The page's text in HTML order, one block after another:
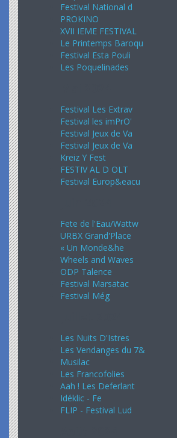
Festival National d
PROKINO
XVII IEME FESTIVAL
Le Printemps Baroqu
Festival Esta Pouli
Les Poquelinades
Festival Les Extrav
Festival les imPrO'
Festival Jeux de Va
Festival Jeux de Va
Kreiz Y Fest
FESTIV AL D OLT
Festival Europ&eacu
Fete de l'Eau/Wattw
URBX Grand'Place
« Un Monde&he
Wheels and Waves
ODP Talence
Festival Marsatac
Festival Még
Les Nuits D'Istres
Les Vendanges du 7&
Musilac
Les Francofolies
Aah ! Les Deferlant
Idéklic - Fe
FLIP - Festival Lud